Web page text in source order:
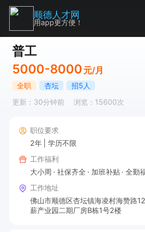
普工
5000-8000 元/月
全职 杏坛
招5人
更新：30分钟前
浏览：15600次
职位要求
2年
学历不限
工作福利
大小周
社保齐全 加班补贴 全勤
工作地址
佛山市顺德区杏坛镇海凌村海赞路
薪产业园二期厂房B栋1号2楼
顺德人才网
用app更方便！